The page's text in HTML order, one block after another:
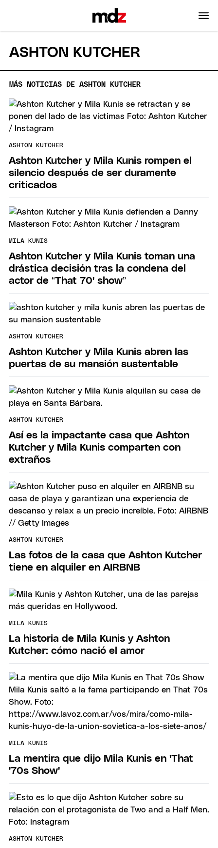
ASHTON KUTCHER
MÁS NOTICIAS DE ASHTON KUTCHER
ASHTON KUTCHER
Ashton Kutcher y Mila Kunis rompen el
silencio después de ser duramente
criticados
MILA KUNIS
Ashton Kutcher y Mila Kunis toman una
drástica decisión tras la condena del
actor de “That 70' show”
ASHTON KUTCHER
Ashton Kutcher y Mila Kunis abren las
puertas de su mansión sustentable
ASHTON KUTCHER
Así es la impactante casa que Ashton
Kutcher y Mila Kunis comparten con
extraños
ASHTON KUTCHER
Las fotos de la casa que Ashton Kutcher
tiene en alquiler en AIRBNB
MILA KUNIS
La historia de Mila Kunis y Ashton
Kutcher: cómo nació el amor
MILA KUNIS
La mentira que dijo Mila Kunis en 'That
'70s Show'
ASHTON KUTCHER